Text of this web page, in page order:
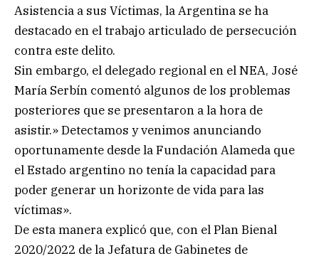
Asistencia a sus Víctimas, la Argentina se ha
destacado en el trabajo articulado de persecución
contra este delito.
Sin embargo, el delegado regional en el NEA, José
María Serbín comentó algunos de los problemas
posteriores que se presentaron a la hora de
asistir.» Detectamos y venimos anunciando
oportunamente desde la Fundación Alameda que
el Estado argentino no tenía la capacidad para
poder generar un horizonte de vida para las
víctimas».
De esta manera explicó que, con el Plan Bienal
2020/2022 de la Jefatura de Gabinetes de